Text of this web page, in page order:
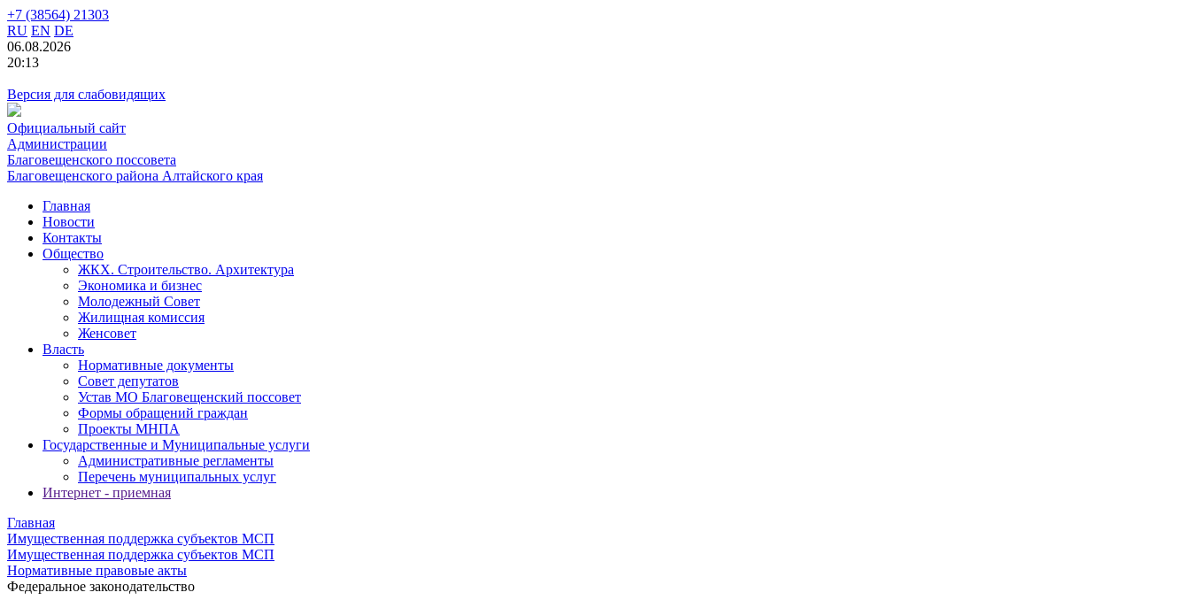
+7 (38564) 21303
RU EN DE
06.08.2026
20:13
Версия для слабовидящих
Официальный сайт
Администрации
Благовещенского поссовета
Благовещенского района Алтайского края
Главная
Новости
Контакты
Общество
ЖКХ. Строительство. Архитектура
Экономика и бизнес
Молодежный Совет
Жилищная комиссия
Женсовет
Власть
Нормативные документы
Совет депутатов
Устав МО Благовещенский поссовет
Формы обращений граждан
Проекты МНПА
Государственные и Муниципальные услуги
Административные регламенты
Перечень муниципальных услуг
Интернет - приемная
Главная
Имущественная поддержка субъектов МСП
Имущественная поддержка субъектов МСП
Нормативные правовые акты
Федеральное законодательство